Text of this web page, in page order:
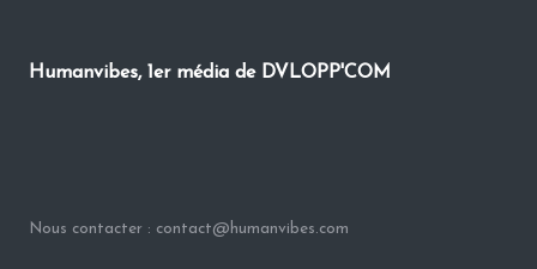
Humanvibes, 1er média de DVLOPP'COM
Nous contacter : contact@humanvibes.com